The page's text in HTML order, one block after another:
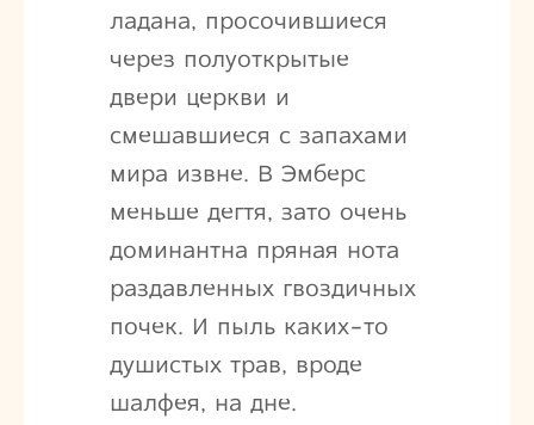
ладана, просочившиеся
через полуоткрытые
двери церкви и
смешавшиеся с запахами
мира извне. В Эмберс
меньше дегтя, зато очень
доминантна пряная нота
раздавленных гвоздичных
почек. И пыль каких-то
душистых трав, вроде
шалфея, на дне.